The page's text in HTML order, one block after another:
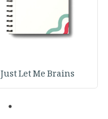
Just Let Me Brains
1